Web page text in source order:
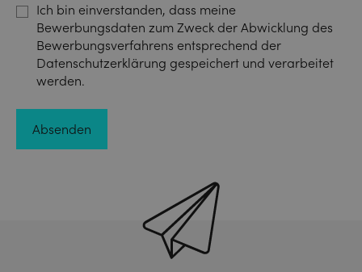
Ich bin einverstanden, dass meine
Bewerbungsdaten zum Zweck der Abwicklung des
Bewerbungsverfahrens entsprechend der
Datenschutzerklärung gespeichert und verarbeitet
werden.